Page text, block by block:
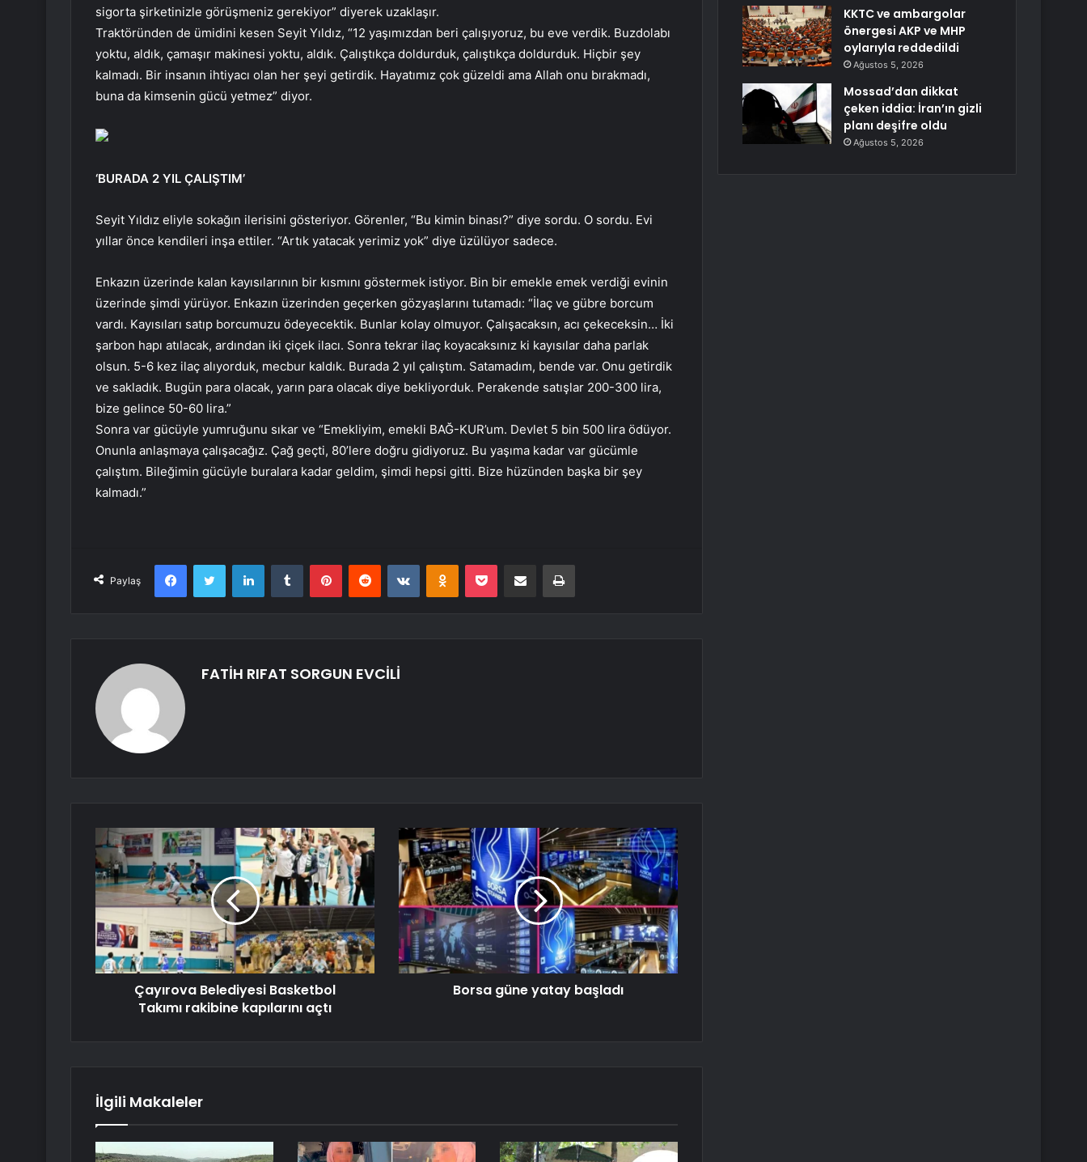
sigorta şirketinizle görüşmeniz gerekiyor” diyerek uzaklaşır.
Traktöründen de ümidini kesen Seyit Yıldız, “12 yaşımızdan beri çalışıyoruz, bu eve verdik. Buzdolabı
yoktu, aldık, çamaşır makinesi yoktu, aldık. Çalıştıkça doldurduk, çalıştıkça doldurduk. Hiçbir şey
kalmadı. Bir insanın ihtiyacı olan her şeyi getirdik. Hayatımız çok güzeldi ama Allah onu bırakmadı,
buna da kimsenin gücü yetmez” diyor.
‘BURADA 2 YIL ÇALIŞTIM’
Seyit Yıldız eliyle sokağın ilerisini gösteriyor. Görenler, “Bu kimin binası?” diye sordu. O sordu. Evi
yıllar önce kendileri inşa ettiler. “Artık yatacak yerimiz yok” diye üzülüyor sadece.
Enkazın üzerinde kalan kayısılarının bir kısmını göstermek istiyor. Bin bir emekle emek verdiği evinin
üzerinde şimdi yürüyor. Enkazın üzerinden geçerken gözyaşlarını tutamadı: “İlaç ve gübre borcum
vardı. Kayısıları satıp borcumuzu ödeyecektik. Bunlar kolay olmuyor. Çalışacaksın, acı çekeceksin… İki
şarbon hapı atılacak, ardından iki çiçek ilacı. Sonra tekrar ilaç koyacaksınız ki kayısılar daha parlak
olsun. 5-6 kez ilaç alıyorduk, mecbur kaldık. Burada 2 yıl çalıştım. Satamadım, bende var. Onu getirdik
ve sakladık. Bugün para olacak, yarın para olacak diye bekliyorduk. Perakende satışlar 200-300 lira,
bize gelince 50-60 lira.”
Sonra var gücüyle yumruğunu sıkar ve “Emekliyim, emekli BAĞ-KUR’um. Devlet 5 bin 500 lira ödüyor.
Onunla anlaşmaya çalışacağız. Çağ geçti, 80’lere doğru gidiyoruz. Bu yaşıma kadar var gücümle
çalıştım. Bileğimin gücüyle buralara kadar geldim, şimdi hepsi gitti. Bize hüzünden başka bir şey
kalmadı.”
Paylaş
FacebookTwitter LinkedInTumblr PinterestReddit VKontakteOdnoklassniki
Pocket E-Posta ile paylaş Yazdır
FATİH RIFAT SORGUN EVCİLİ
Çayırova Belediyesi Basketbol
Takımı rakibine kapılarını açtı
Borsa güne yatay başladı
İlgili Makaleler
KKTC ve ambargolar
önergesi AKP ve MHP
oylarıyla reddedildi
Ağustos 5, 2026
Mossad’dan dikkat
çeken iddia: İran’ın gizli
planı deşifre oldu
Ağustos 5, 2026